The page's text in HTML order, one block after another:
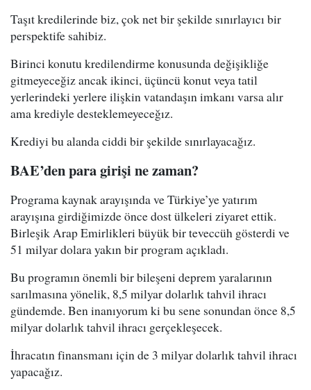
Taşıt kredilerinde biz, çok net bir şekilde sınırlayıcı bir
perspektife sahibiz.
Birinci konutu kredilendirme konusunda değişikliğe
gitmeyeceğiz ancak ikinci, üçüncü konut veya tatil
yerlerindeki yerlere ilişkin vatandaşın imkanı varsa alır
ama krediyle desteklemeyeceğız.
Krediyi bu alanda ciddi bir şekilde sınırlayacağız.
BAE’den para girişi ne zaman?
Programa kaynak arayışında ve Türkiye’ye yatırım
arayışına girdiğimizde önce dost ülkeleri ziyaret ettik.
Birleşik Arap Emirlikleri büyük bir teveccüh gösterdi ve
51 milyar dolara yakın bir program açıkladı.
Bu programın önemli bir bileşeni deprem yaralarının
sarılmasına yönelik, 8,5 milyar dolarlık tahvil ihracı
gündemde. Ben inanıyorum ki bu sene sonundan önce 8,5
milyar dolarlık tahvil ihracı gerçekleşecek.
İhracatın finansmanı için de 3 milyar dolarlık tahvil ihracı
yapacağız.